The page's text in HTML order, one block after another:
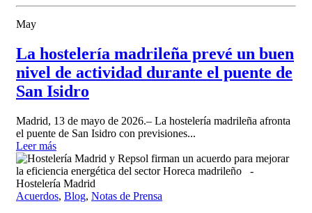
May
La hostelería madrileña prevé un buen
nivel de actividad durante el puente de
San Isidro
Madrid, 13 de mayo de 2026.– La hostelería madrileña afronta
el puente de San Isidro con previsiones...
Leer más
Acuerdos, Blog, Notas de Prensa